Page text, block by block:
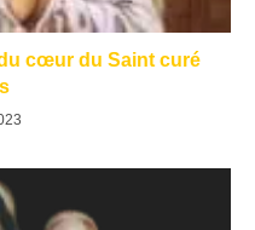
cœur du Saint curé